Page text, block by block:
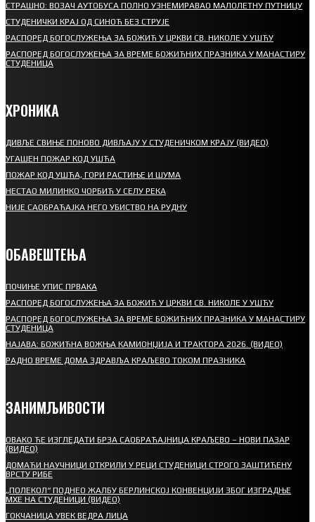
СТРАШНО: ВОЗАЧ АУТОБУСА ПОЛНО УЗНЕМИРАВАО МАЛОЛЕТНУ ПУТНИЦУ
СТУДЕНИЧКИ КРАЈ ОД СИНОЋ БЕЗ СТРУЈЕ
РАСПОРЕД БОГОСЛУЖЕЊА ЗА БОЖИЋ У ЦРКВИ СВ. НИКОЛЕ У УШЋУ
РАСПОРЕД БОГОСЛУЖЕЊА ЗА ВРЕМЕ БОЖИЋНИХ ПРАЗНИКА У МАНАСТИРУ
СТУДЕНИЦА
ХРОНИКА
ДИВЉЕ СВИЊЕ ПОНОВО ДИВЉАЈУ У СТУДЕНИЧКОМ КРАЈУ (ВИДЕО)
УГАШЕН ПОЖАР КОД УШЋА
ПОЖАР КОД УШЋА, ГОРИ РАСТИЊЕ И ШУМА
НЕСТАО МИЛИНКО ЧОРБИЋ У СЕЛУ РЕКА
НИЈЕ САОБРАЋАЈКА НЕГО УБИСТВО НА РУДНУ
ОБАВЕШТЕЊА
ПОЧИЊЕ УПИС ПРВАКА
РАСПОРЕД БОГОСЛУЖЕЊА ЗА БОЖИЋ У ЦРКВИ СВ. НИКОЛЕ У УШЋУ
РАСПОРЕД БОГОСЛУЖЕЊА ЗА ВРЕМЕ БОЖИЋНИХ ПРАЗНИКА У МАНАСТИРУ
СТУДЕНИЦА
НАЈАВА: БОЖИЋНА ВОЖЊА КАМИОНЏИЈА И ТРАКТОРА 2026. (ВИДЕО)
РАДНО ВРЕМЕ ДОМА ЗДРАВЉА КРАЉЕВО ТОКОМ ПРАЗНИКА
ЗАНИМЉИВОСТИ
ОВАКО ЋЕ ИЗГЛЕДАТИ БРЗА САОБРАЋАЈНИЦА КРАЉЕВО – НОВИ ПАЗАР
(ВИДЕО)
ДОМАЋИ НАУЧНИЦИ ОТКРИЛИ У РЕЦИ СТУДЕНИЦИ СТРОГО ЗАШТИЋЕНУ
ВРСТУ РИБЕ
„ПОЛЕКОЛ“ ПОДНЕО ЖАЛБУ БЕРЛИНСКОЈ КОНВЕНЦИЈИ ЗБОГ ИЗГРАДЊЕ
МХЕ НА СТУДЕНИЦИ (ВИДЕО)
ГОКЧАНИЦА УВЕК ВЕДРА ЛИЦА